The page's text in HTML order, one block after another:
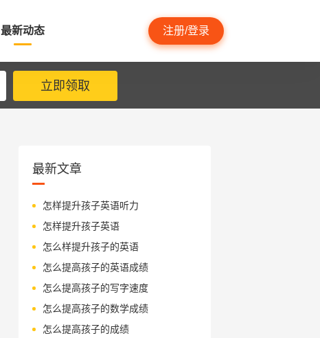
最新动态 注册/登录
立即领取
最新文章
怎样提升孩子英语听力
怎样提升孩子英语
怎么样提升孩子的英语
怎么提高孩子的英语成绩
怎么提高孩子的写字速度
怎么提高孩子的数学成绩
怎么提高孩子的成绩